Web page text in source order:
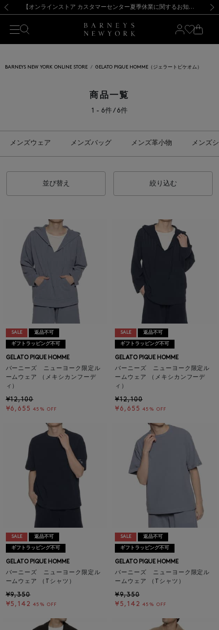
新規登録のお客様も対象！＜MY BARNEYS＞会員のお客様は11,000円（税込）以上のお買上げで常時送料無料！お買い物の際は会員登録を！
【夏季休業に伴う出荷一時停止のお知らせ】(2026.8.7) 【オンラインストア カスタマーセンター夏季休業に関するお知らせ】（2026.8.7）
【夏季休業に伴う返品・交換承り一時停止のお知らせ】（2026.8.5）
熊本県を中心とした地震の影響によるお荷物のお届けについて
【開催中】SUMMER SALEのご案内・ご注意事項 新規登録のお客様も対象！＜MY BARNEYS＞会員のお客様は11,000円（税込）以上のお買上げで常時送料無料！お買い物の際は会員登録を！
【夏季休業に伴う出荷一時停止のお知らせ】(2026.8.7)
BARNEYS NEW YORK ONLINE STORE GELATO PIQUE HOMME（ジェラートピケオム）
商品一覧
1 - 6件 / 6件
メンズウェア メンズバッグ メンズ革小物 メンズ
並び替え 絞り込む
SALE 返品不可
ギフトラッピング不可
GELATO PIQUE HOMME
バーニーズ ニューヨーク限定ル
ームウェア （メキシカンフーデ
ィ）
¥12,100
¥6,655 45% OFF
SALE 返品不可
ギフトラッピング不可
GELATO PIQUE HOMME
バーニーズ ニューヨーク限定ル
ームウェア （メキシカンフーデ
ィ）
¥12,100
¥6,655 45% OFF
SALE 返品不可
ギフトラッピング不可
GELATO PIQUE HOMME
バーニーズ ニューヨーク限定ル
ームウェア （Tシャツ）
¥9,350
¥5,142 45% OFF
SALE 返品不可
ギフトラッピング不可
GELATO PIQUE HOMME
バーニーズ ニューヨーク限定ル
ームウェア （Tシャツ）
¥9,350
¥5,142 45% OFF